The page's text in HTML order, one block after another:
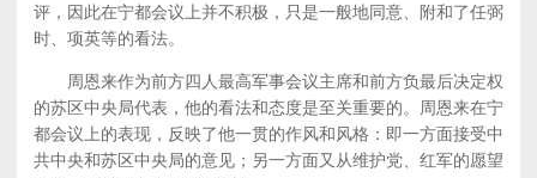
评，因此在宁都会议上并不积极，只是一般地同意、附和了任弼
时、项英等的看法。
周恩来作为前方四人最高军事会议主席和前方负最后决定权
的苏区中央局代表，他的看法和态度是至关重要的。周恩来在宁
都会议上的表现，反映了他一贯的作风和风格：即一方面接受中
共中央和苏区中央局的意见；另一方面又从维护党、红军的愿望